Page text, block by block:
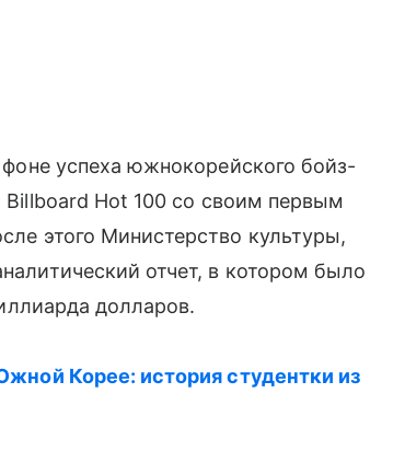
успеха южнокорейского бойз-
Hot 100 со своим первым
этого Министерство культуры,
отчет, в котором было
долларов.
Корее: история студентки из